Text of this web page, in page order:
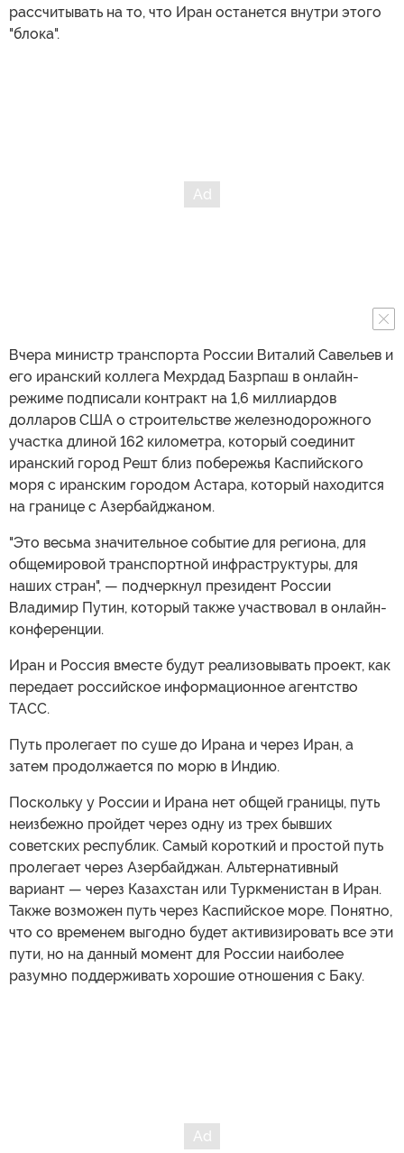
рассчитывать на то, что Иран останется внутри этого
"блока".
Вчера министр транспорта России Виталий Савельев и
его иранский коллега Мехрдад Базрпаш в онлайн-
режиме подписали контракт на 1,6 миллиардов
долларов США о строительстве железнодорожного
участка длиной 162 километра, который соединит
иранский город Решт близ побережья Каспийского
моря с иранским городом Астара, который находится
на границе с Азербайджаном.
"Это весьма значительное событие для региона, для
общемировой транспортной инфраструктуры, для
наших стран", — подчеркнул президент России
Владимир Путин, который также участвовал в онлайн-
конференции.
Иран и Россия вместе будут реализовывать проект, как
передает российское информационное агентство
ТАСС.
Путь пролегает по суше до Ирана и через Иран, а
затем продолжается по морю в Индию.
Поскольку у России и Ирана нет общей границы, путь
неизбежно пройдет через одну из трех бывших
советских республик. Самый короткий и простой путь
пролегает через Азербайджан. Альтернативный
вариант — через Казахстан или Туркменистан в Иран.
Также возможен путь через Каспийское море. Понятно,
что со временем выгодно будет активизировать все эти
пути, но на данный момент для России наиболее
разумно поддерживать хорошие отношения с Баку.